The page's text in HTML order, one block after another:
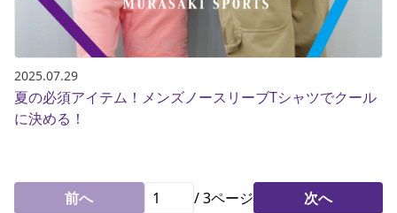
2025.07.29
夏の必須アイテム！メンズノースリーブTシャツでクール
に決める！
前へ /3ページ 次へ